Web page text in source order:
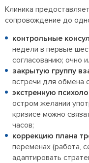
Клиника
сопровождение до
контрольные
недели в первые
согласованию; очно
закрытую группу
встречи для обмена
экстренную
остром желании
кризисе можно
часов;
коррекцию плана
переменах (работа,
адаптировать